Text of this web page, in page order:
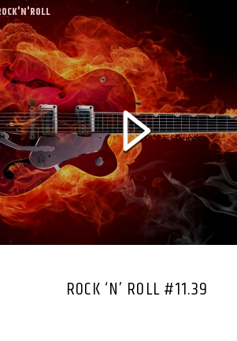
ROCK ‘N’ ROLL #11.39